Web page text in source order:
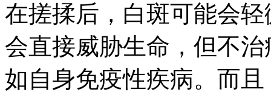
在搓揉后，白斑可能会
会直接威胁生命，但不
如自身免疫性疾病。而